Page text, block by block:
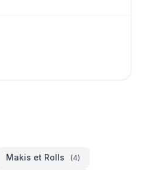
Makis et Rolls (4)